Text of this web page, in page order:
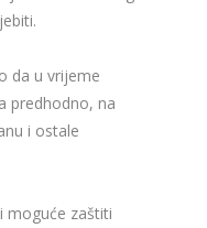
da u vrijeme
predhodno, na
i ostale
moguće zaštiti